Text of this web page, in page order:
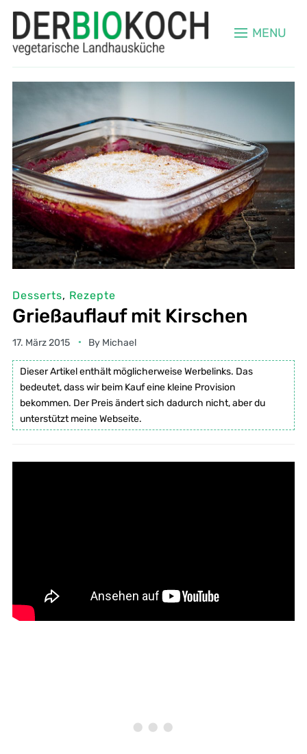
MENU
Desserts, Rezepte
Grießauflauf mit Kirschen
17. März 2015 By Michael
Dieser Artikel enthält möglicherweise Werbelinks. Das
bedeutet, dass wir beim Kauf eine kleine Provision
bekommen. Der Preis ändert sich dadurch nicht, aber du
unterstützt meine Webseite.